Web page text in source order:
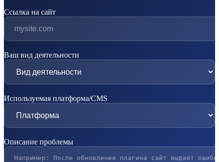
Ссылка на сайт
Ваш вид деятельности
Используемая платформа/CMS
Описание проблемы